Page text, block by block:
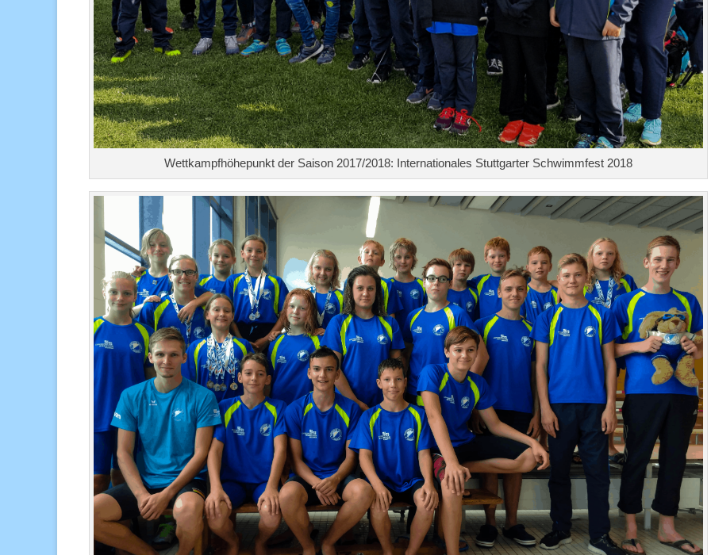
Wettkampfhöhepunkt der Saison 2017/2018: Internationales Stuttgarter Schwimmfest 2018